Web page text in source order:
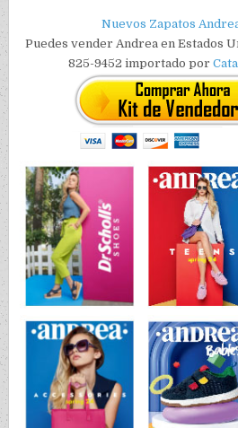
Nuevos Zapatos
Puedes vender Andrea en Estados
825-9452 importado por